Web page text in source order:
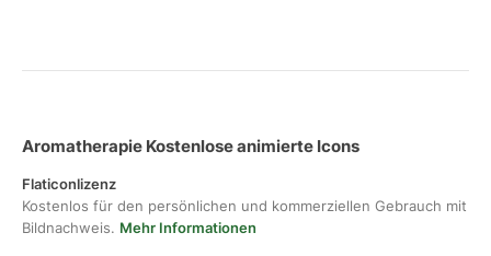
Aromatherapie Kostenlose animierte Icons
Flaticonlizenz
Kostenlos für den persönlichen und kommerziellen Gebrauch mit
Bildnachweis. Mehr Informationen